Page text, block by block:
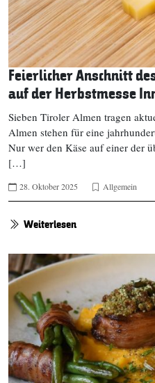
Feierlicher Anschnitt
auf der Herbstmesse
Sieben Tiroler Almen tragen
Almen stehen für eine
Nur wer den Käse auf einer der
[…]
28. Oktober 2025 Allgemein
Weiterlesen